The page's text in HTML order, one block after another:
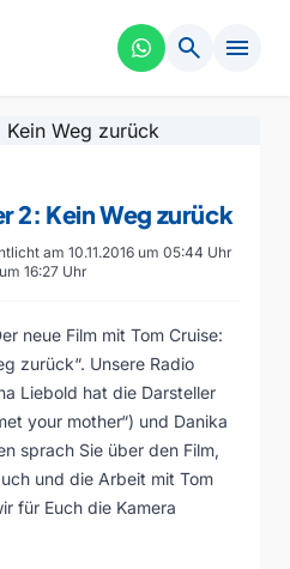
search menu
2: Kein Weg zurück
am 10.11.2016 um 05:44 Uhr
16:27 Uhr
neue Film mit Tom Cruise:
zurück“. Unsere Radio
Liebold hat die Darsteller
your mother“) und Danika
sprach Sie über den Film,
und die Arbeit mit Tom
für Euch die Kamera